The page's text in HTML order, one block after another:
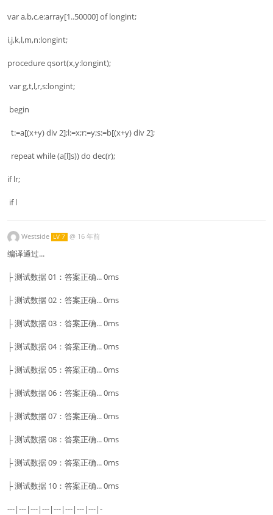
var a,b,c,e:array[1..50000] of longint;
i,j,k,l,m,n:longint;
procedure qsort(x,y:longint);
var g,t,l,r,s:longint;
begin
t:=a[(x+y) div 2];l:=x;r:=y;s:=b[(x+y) div 2];
repeat while (a[l]s)) do dec(r);
if lr;
if l
Westside LV 7 @ 16 年前
编译通过...
├ 测试数据 01：答案正确... 0ms
├ 测试数据 02：答案正确... 0ms
├ 测试数据 03：答案正确... 0ms
├ 测试数据 04：答案正确... 0ms
├ 测试数据 05：答案正确... 0ms
├ 测试数据 06：答案正确... 0ms
├ 测试数据 07：答案正确... 0ms
├ 测试数据 08：答案正确... 0ms
├ 测试数据 09：答案正确... 0ms
├ 测试数据 10：答案正确... 0ms
---|---|---|---|---|---|---|---|-